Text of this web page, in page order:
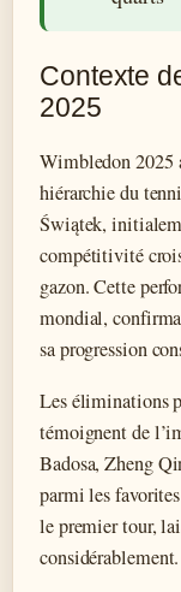
Contexte
2025
Wimbledon 2025
hiérarchie du
Świątek,
compétitivité
gazon. Cette
mondial,
sa progression
Les éliminations
témoignent de
Badosa, Zheng
parmi les favorites
le premier tour,
considérablement.